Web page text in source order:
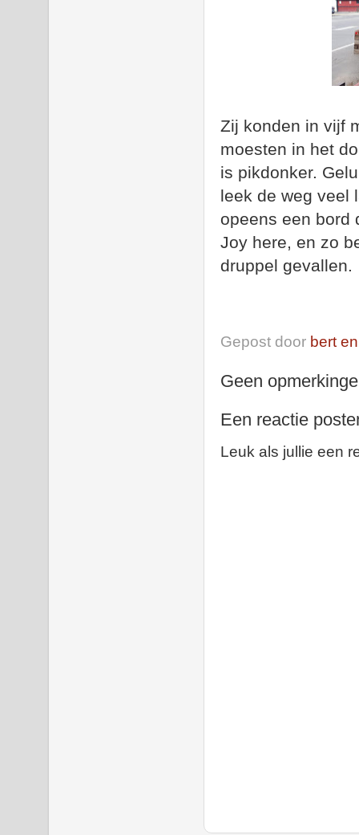
Zij konden in vijf
moesten in het
is pikdonker.
leek de weg veel
opeens een bord
Joy here, en zo
druppel gevallen.
Gepost door bert
Geen
Een reactie
Leuk als jullie een